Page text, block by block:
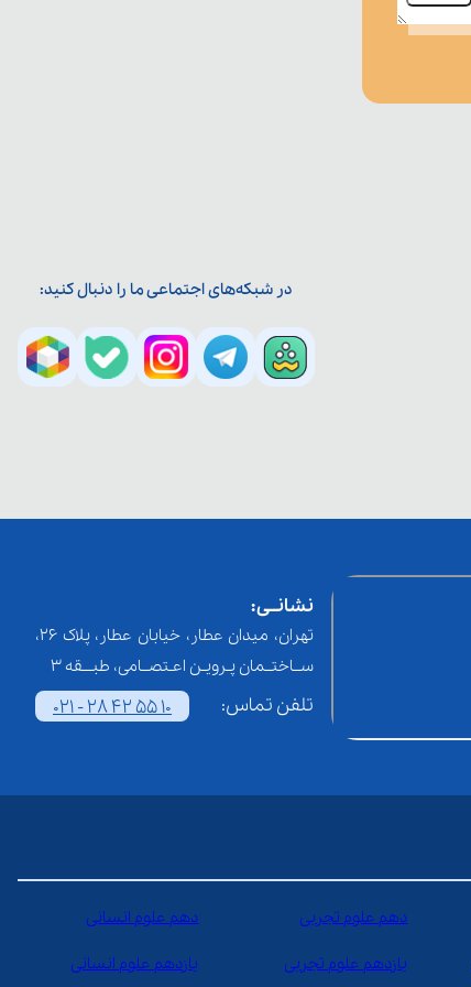
در شبکه‌های اجتماعی ما را دنبال کنید:
نشانــی:
تهران، میدان عطار، خیابان عطار، پلاک 26،
ســاختــمان پـرویـن اعـتصــامی، طبـــقه 3
تلفن تماس: 021 - 28 42 55 10
دهم علوم تجربی دهم علوم انسانی
یازدهم علوم تجربی یازدهم علوم انسانی